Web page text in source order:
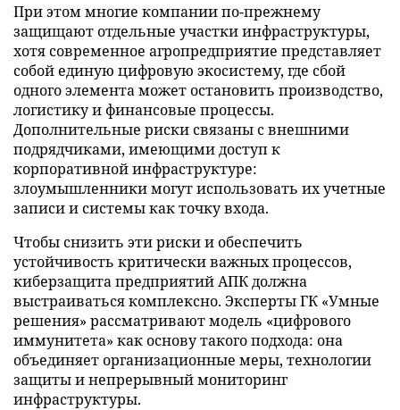
При этом многие компании по-прежнему
защищают отдельные участки инфраструктуры,
хотя современное агропредприятие представляет
собой единую цифровую экосистему, где сбой
одного элемента может остановить производство,
логистику и финансовые процессы.
Дополнительные риски связаны с внешними
подрядчиками, имеющими доступ к
корпоративной инфраструктуре:
злоумышленники могут использовать их учетные
записи и системы как точку входа.
Чтобы снизить эти риски и обеспечить
устойчивость критически важных процессов,
киберзащита предприятий АПК должна
выстраиваться комплексно. Эксперты ГК «Умные
решения» рассматривают модель «цифрового
иммунитета» как основу такого подхода: она
объединяет организационные меры, технологии
защиты и непрерывный мониторинг
инфраструктуры.